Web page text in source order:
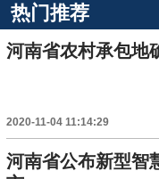
热门推荐
河南省农村承包地
2020-11-04 11:14:29
河南省公布新型智